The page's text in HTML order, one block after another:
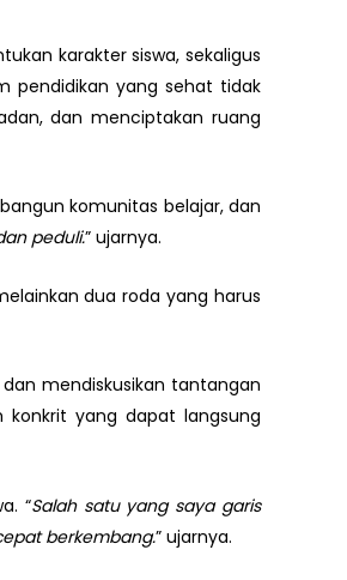
karakter siswa, sekaligus
pendidikan yang sehat tidak
dan menciptakan ruang
komunitas belajar, dan
peduli.” ujarnya.
dua roda yang harus
mendiskusikan tantangan
yang dapat langsung
“Salah satu yang saya garis
berkembang.” ujarnya.